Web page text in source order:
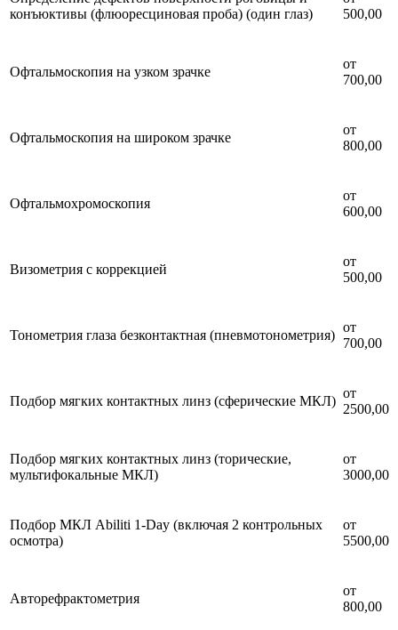
конъюктивы (флюоресциновая проба) (один глаз)
500,00
Офтальмоскопия на узком зрачке
от
700,00
Офтальмоскопия на широком зрачке
от
800,00
Офтальмохромоскопия
от
600,00
Визометрия с коррекцией
от
500,00
Тонометрия глаза безконтактная (пневмотонометрия)
от
700,00
Подбор мягких контактных линз (сферические МКЛ)
от
2500,00
Подбор мягких контактных линз (торические,
мультифокальные МКЛ)
от
3000,00
Подбор МКЛ Abiliti 1-Day (включая 2 контрольных
осмотра)
от
5500,00
Авторефрактометрия
от
800,00